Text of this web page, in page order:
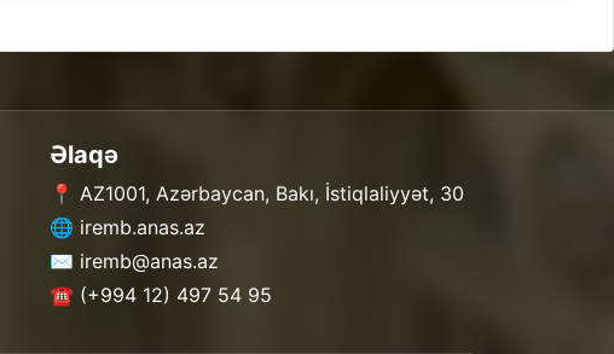
Əlaqə
📍 AZ1001, Azərbaycan, Bakı, İstiqlaliyyət, 30
🌐 iremb.anas.az
✉️ iremb@anas.az
☎️ (+994 12) 497 54 95